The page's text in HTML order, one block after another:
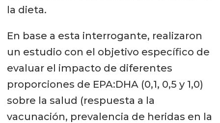
la dieta.
En base a esta interrogante, realizaron
un estudio con el objetivo específico de
evaluar el impacto de diferentes
proporciones de EPA:DHA (0,1, 0,5 y 1,0)
sobre la salud (respuesta a la
vacunación, prevalencia de heridas en la